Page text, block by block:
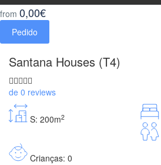
from 0,00€
Pedido
Santana Houses (T4)
de 0 reviews
S: 200m2
Crianças: 0